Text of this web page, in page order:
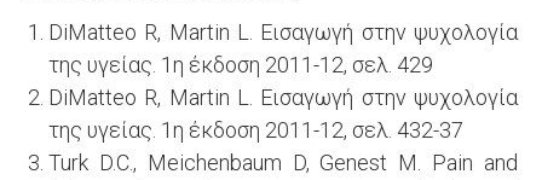
DiMatteo R, Martin L. Εισαγωγή στην ψυχολογία
της υγείας. 1η έκδοση 2011-12, σελ. 429
DiMatteo R, Martin L. Εισαγωγή στην ψυχολογία
της υγείας. 1η έκδοση 2011-12, σελ. 432-37
Turk D.C., Meichenbaum D, Genest M. Pain and